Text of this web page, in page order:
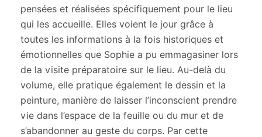
pensées et réalisées spécifiquement pour le lieu
qui les accueille. Elles voient le jour grâce à
toutes les informations à la fois historiques et
émotionnelles que Sophie a pu emmagasiner lors
de la visite préparatoire sur le lieu. Au-delà du
volume, elle pratique également le dessin et la
peinture, manière de laisser l’inconscient prendre
vie dans l’espace de la feuille ou du mur et de
s’abandonner au geste du corps. Par cette